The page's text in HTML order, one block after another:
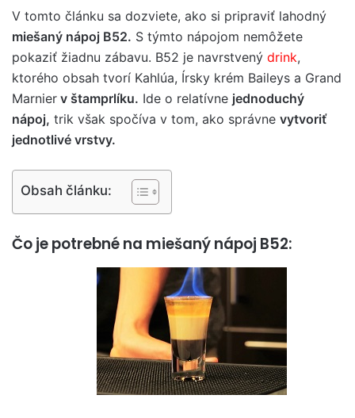
V tomto článku sa dozviete, ako si pripraviť lahodný
miešaný nápoj B52. S týmto nápojom nemôžete
pokaziť žiadnu zábavu. B52 je navrstvený drink,
ktorého obsah tvorí Kahlúa, Írsky krém Baileys a Grand
Marnier v štamprlíku. Ide o relatívne jednoduchý
nápoj, trik však spočíva v tom, ako správne vytvoriť
jednotlivé vrstvy.
Obsah článku:
Čo je potrebné na miešaný nápoj B52: